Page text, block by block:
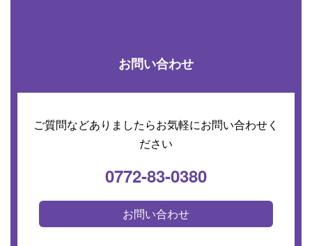
お問い合わせ
ご質問などありましたらお気軽にお問い合わせく
ださい
0772-83-0380
お問い合わせ